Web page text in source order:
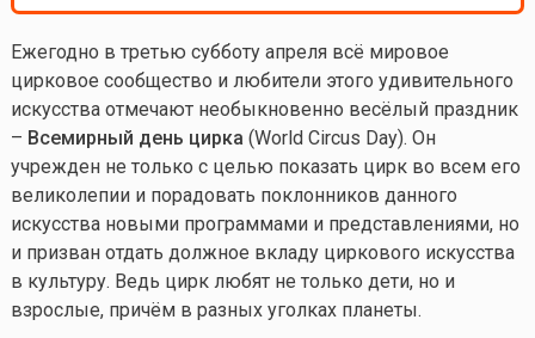
Ежегодно в третью субботу апреля всё мировое
цирковое сообщество и любители этого удивительного
искусства отмечают необыкновенно весёлый праздник
– Всемирный день цирка (World Circus Day). Он
учрежден не только с целью показать цирк во всем его
великолепии и порадовать поклонников данного
искусства новыми программами и представлениями, но
и призван отдать должное вкладу циркового искусства
в культуру. Ведь цирк любят не только дети, но и
взрослые, причём в разных уголках планеты.